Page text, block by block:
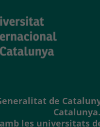
de
Catalunya.
les universitats